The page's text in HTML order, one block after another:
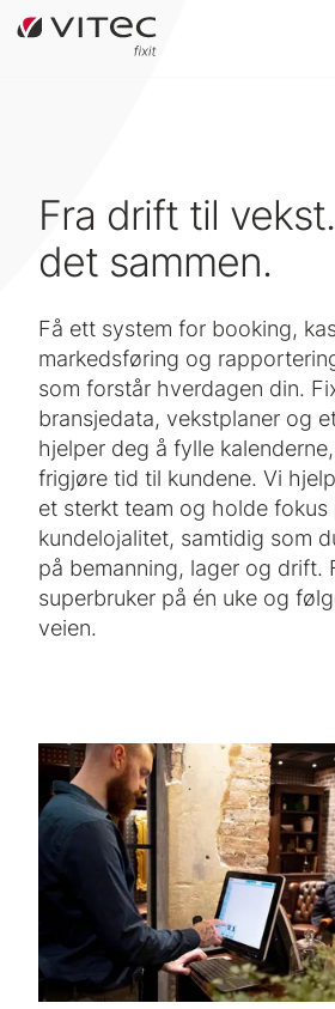
Fra drift til
det sammen.
Få ett system for booking,
markedsføring og
som forstår hverdagen din.
bransjedata, vekstplaner og
hjelper deg å fylle
frigjøre tid til kundene. Vi
et sterkt team og holde fokus
kundelojalitet, samtidig som
på bemanning, lager og drift.
superbruker på én uke og
veien.